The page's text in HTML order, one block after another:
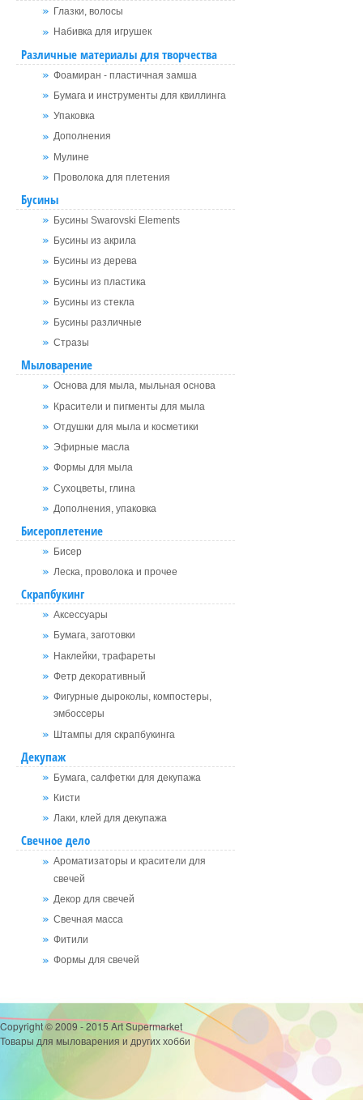
Глазки, волосы
Набивка для игрушек
Различные материалы для творчества
Фоамиран - пластичная замша
Бумага и инструменты для квиллинга
Упаковка
Дополнения
Мулине
Проволока для плетения
Бусины
Бусины Swarovski Elements
Бусины из акрила
Бусины из дерева
Бусины из пластика
Бусины из стекла
Бусины различные
Стразы
Мыловарение
Основа для мыла, мыльная основа
Красители и пигменты для мыла
Отдушки для мыла и косметики
Эфирные масла
Формы для мыла
Сухоцветы, глина
Дополнения, упаковка
Бисероплетение
Бисер
Леска, проволока и прочее
Скрапбукинг
Аксессуары
Бумага, заготовки
Наклейки, трафареты
Фетр декоративный
Фигурные дыроколы, компостеры,
эмбоссеры
Штампы для скрапбукинга
Декупаж
Бумага, салфетки для декупажа
Кисти
Лаки, клей для декупажа
Свечное дело
Ароматизаторы и красители для
свечей
Декор для свечей
Свечная масса
Фитили
Формы для свечей
Copyright © 2009 - 2015 Art Supermarket
Товары для мыловарения и других хобби